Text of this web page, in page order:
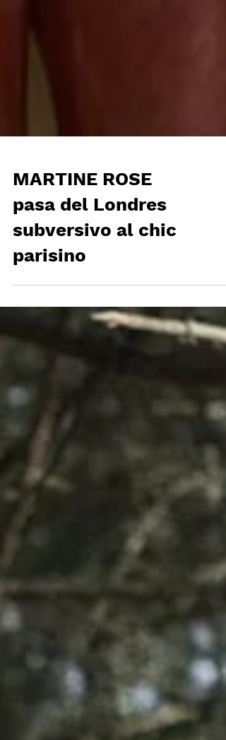
MARTINE ROSE
pasa del Londres
subversivo al chic
parisino